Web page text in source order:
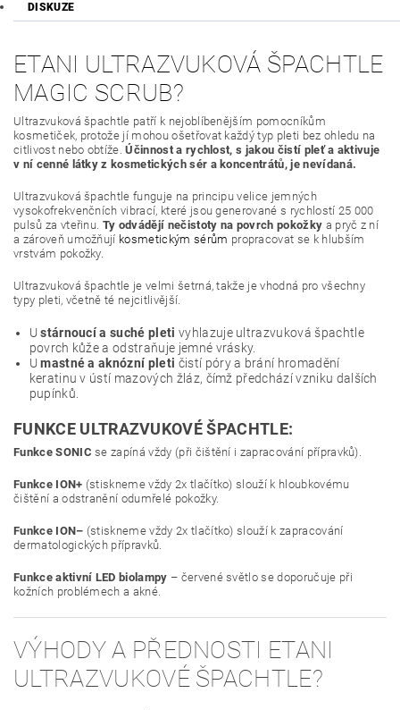
DISKUZE
ETANI ULTRAZVUKOVÁ ŠPACHTLE
MAGIC SCRUB?
Ultrazvuková špachtle patří k nejoblíbenějším pomocníkům
kosmetiček, protože jí mohou ošetřovat každý typ pleti bez ohledu na
citlivost nebo obtíže.Účinnost a rychlost, s jakou čistí pleť a aktivuje
v ní cenné látky z kosmetických sér a koncentrátů, je nevídaná.
Ultrazvuková špachtle funguje na principu velice jemných
vysokofrekvenčních vibrací, které jsou generované s rychlostí 25 000
pulsů za vteřinu. Ty odvádějí nečistoty na povrch pokožky a pryč z ní
a zároveň umožňují kosmetickým sérům propracovat se k hlubším
vrstvám pokožky.
Ultrazvuková špachtle je velmi šetrná, takže je vhodná pro všechny
typy pleti, včetně té nejcitlivější.
U stárnoucí a suché pleti vyhlazuje ultrazvuková špachtle
povrch kůže a odstraňuje jemné vrásky.
U mastné a aknózní pleti čistí póry a brání hromadění
keratinu v ústí mazových žláz, čímž předchází vzniku dalších
pupínků.
FUNKCE ULTRAZVUKOVÉ ŠPACHTLE:
Funkce SONIC se zapíná vždy (při čištění i zapracování přípravků).
Funkce ION+ (stiskneme vždy 2x tlačítko) slouží k hloubkovému
čištění a odstranění odumřelé pokožky.
Funkce ION– (stiskneme vždy 2x tlačítko) slouží k zapracování
dermatologických přípravků.
Funkce aktivní LED biolampy – červené světlo se doporučuje při
kožních problémech a akné.
VÝHODY A PŘEDNOSTI ETANI
ULTRAZVUKOVÉ ŠPACHTLE?